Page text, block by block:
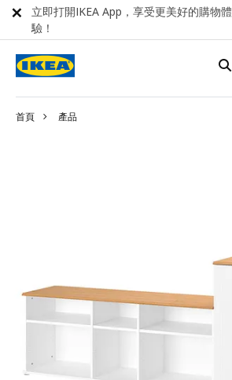
首頁 產品
立即打開IKEA App，享受更美好的購物體
驗！